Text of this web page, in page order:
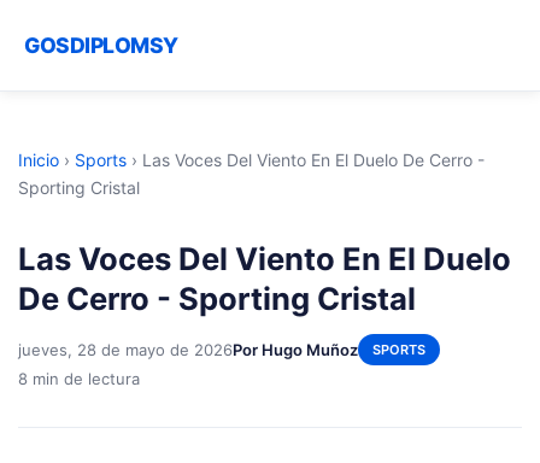
GOSDIPLOMSY
Inicio › Sports › Las Voces Del Viento En El Duelo De Cerro -
Sporting Cristal
Las Voces Del Viento En El Duelo
De Cerro - Sporting Cristal
jueves, 28 de mayo de 2026Por Hugo Muñoz SPORTS
8 min de lectura